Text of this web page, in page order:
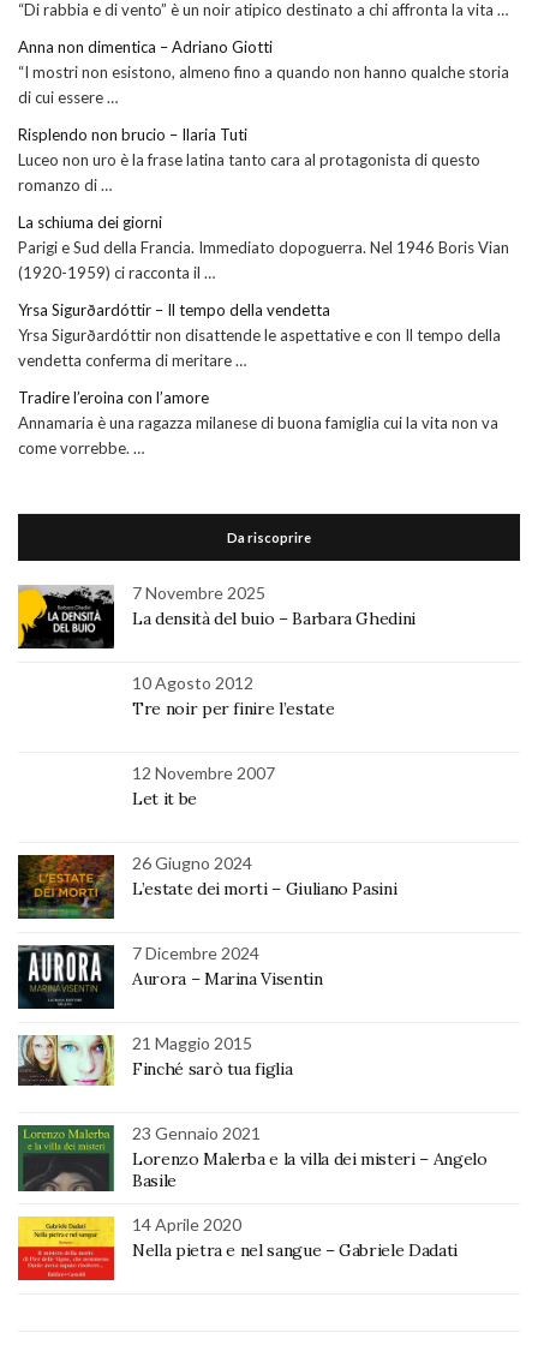
“Di rabbia e di vento” è un noir atipico destinato a chi affronta la vita …
Anna non dimentica – Adriano Giotti
“I mostri non esistono, almeno fino a quando non hanno qualche storia
di cui essere …
Risplendo non brucio – Ilaria Tuti
Luceo non uro è la frase latina tanto cara al protagonista di questo
romanzo di …
La schiuma dei giorni
Parigi e Sud della Francia. Immediato dopoguerra. Nel 1946 Boris Vian
(1920-1959) ci racconta il …
Yrsa Sigurðardóttir – Il tempo della vendetta
Yrsa Sigurðardóttir non disattende le aspettative e con Il tempo della
vendetta conferma di meritare …
Tradire l’eroina con l’amore
Annamaria è una ragazza milanese di buona famiglia cui la vita non va
come vorrebbe. …
Da riscoprire
7 Novembre 2025
La densità del buio – Barbara Ghedini
10 Agosto 2012
Tre noir per finire l’estate
12 Novembre 2007
Let it be
26 Giugno 2024
L’estate dei morti – Giuliano Pasini
7 Dicembre 2024
Aurora – Marina Visentin
21 Maggio 2015
Finché sarò tua figlia
23 Gennaio 2021
Lorenzo Malerba e la villa dei misteri – Angelo
Basile
14 Aprile 2020
Nella pietra e nel sangue – Gabriele Dadati